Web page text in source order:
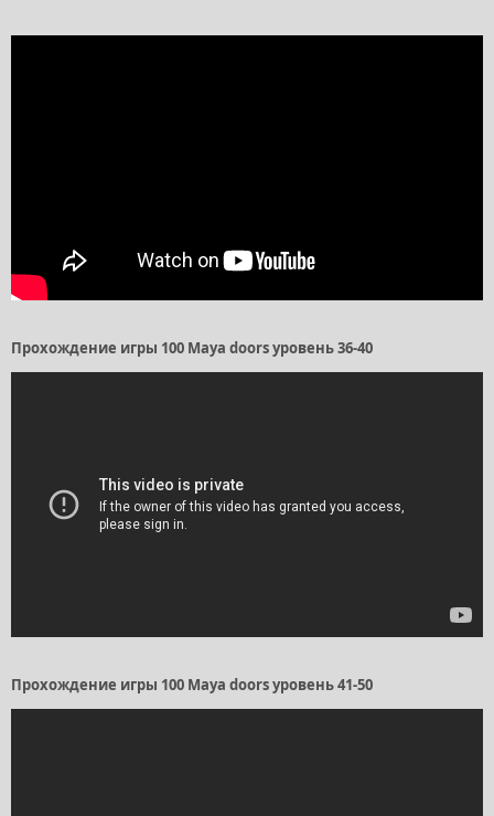
Прохождение игры 100 Maya doors уровень 36-40
Прохождение игры 100 Maya doors уровень 41-50